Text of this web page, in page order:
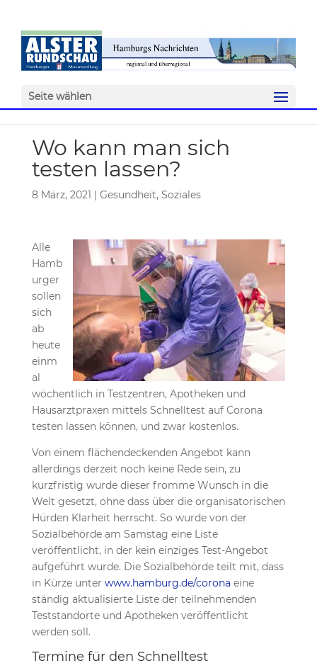
Seite wählen
Wo kann man sich
testen lassen?
8 März, 2021 | Gesundheit, Soziales
Alle
Hamb
urger
sollen
sich
ab
heute
einm
al
wöchentlich in Testzentren, Apotheken und
Hausarztpraxen mittels Schnelltest auf Corona
testen lassen können, und zwar kostenlos.
Von einem flächendeckenden Angebot kann
allerdings derzeit noch keine Rede sein, zu
kurzfristig wurde dieser fromme Wunsch in die
Welt gesetzt, ohne dass über die organisatorischen
Hürden Klarheit herrscht. So wurde von der
Sozialbehörde am Samstag eine Liste
veröffentlicht, in der kein einziges Test-Angebot
aufgeführt wurde. Die Sozialbehörde teilt mit, dass
in Kürze unter www.hamburg.de/corona eine
ständig aktualisierte Liste der teilnehmenden
Teststandorte und Apotheken veröffentlicht
werden soll.
Termine für den Schnelltest